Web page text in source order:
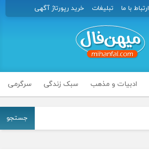
ارتباط با ما تبلیغات خرید رپورتاژ آگهی
ادبیات و مذهب سبک زندگی سرگرمی
جستجو